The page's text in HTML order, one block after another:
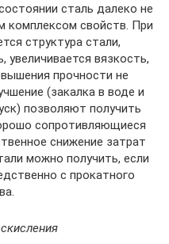
сталь далеко не
комплексом свойств. При
структура стали,
вязкость,
прочности не
(закалка в воде и
позволяют получить
сопротивляющиеся
снижение затрат
можно получить, если
с прокатного